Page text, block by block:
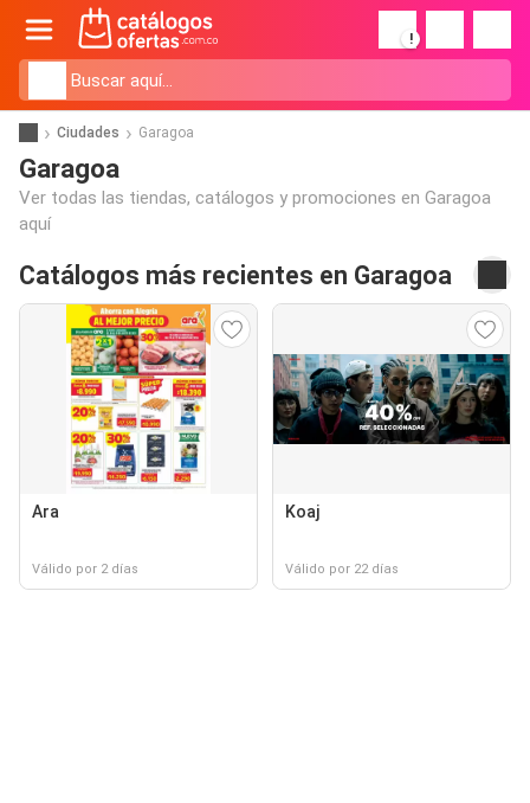
!
Ciudades Garagoa
Garagoa
Ver todas las tiendas, catálogos y promociones en Garagoa
aquí
Catálogos más recientes en Garagoa
Ara
Válido por 2 días
Koaj
Válido por 22 días